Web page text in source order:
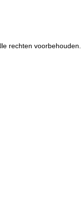
rechten voorbehouden.